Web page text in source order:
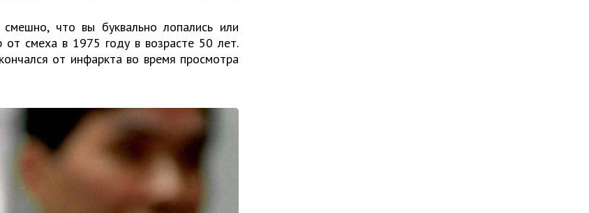
что вы буквально лопались или
смеха в 1975 году в возрасте 50 лет.
от инфаркта во время просмотра